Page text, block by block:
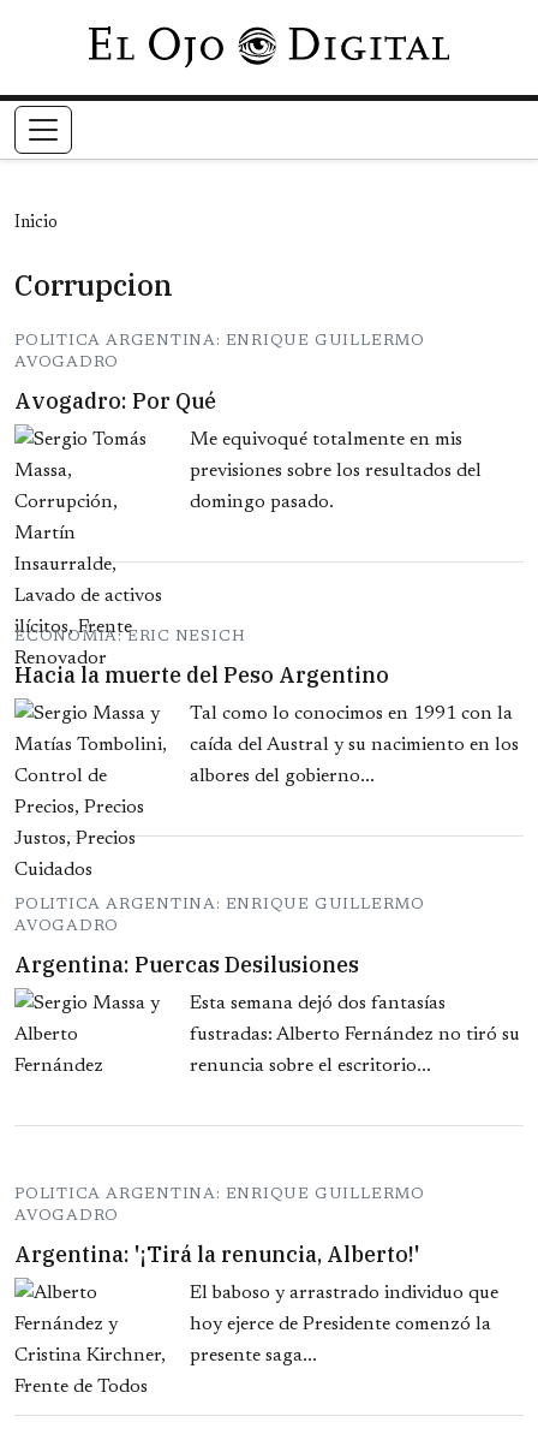
Pasar al contenido principal
Inicio
Corrupcion
POLITICA ARGENTINA: ENRIQUE GUILLERMO
AVOGADRO
Avogadro: Por Qué
Me equivoqué totalmente en mis
previsiones sobre los resultados del
domingo pasado.
ECONOMIA: ERIC NESICH
Hacia la muerte del Peso Argentino
Tal como lo conocimos en 1991 con la
caída del Austral y su nacimiento en los
albores del gobierno...
POLITICA ARGENTINA: ENRIQUE GUILLERMO
AVOGADRO
Argentina: Puercas Desilusiones
Esta semana dejó dos fantasías
fustradas: Alberto Fernández no tiró su
renuncia sobre el escritorio...
POLITICA ARGENTINA: ENRIQUE GUILLERMO
AVOGADRO
Argentina: '¡Tirá la renuncia, Alberto!'
El baboso y arrastrado individuo que
hoy ejerce de Presidente comenzó la
presente saga...